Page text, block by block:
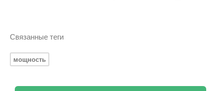
Связанные теги
мощность